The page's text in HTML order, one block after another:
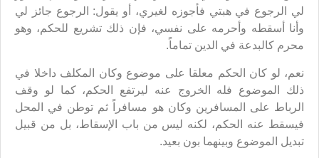
لي الرجوع في هبتي فأجوزه لغيري، أو يقول: الرجوع جائز لي
وأنا أسقطه وأحرمه على نفسي، فإن ذلك تشريع للحكم، وهو
محرم كالبدعة في الدين تماماً.
نعم، لو كان الحكم معلقا على موضوع وكان المكلف داخلا في
ذلك الموضوع فله الخروج عنه ليرتفع الحكم، كما لو وقف
الرباط على المسافرين وكان هو مسافراً ثم توطن في المحل
فيسقط عنه الحكم، لكنه ليس من باب الإسقاط، بل من قبيل
تبديل الموضوع وبينهما بون بعيد.